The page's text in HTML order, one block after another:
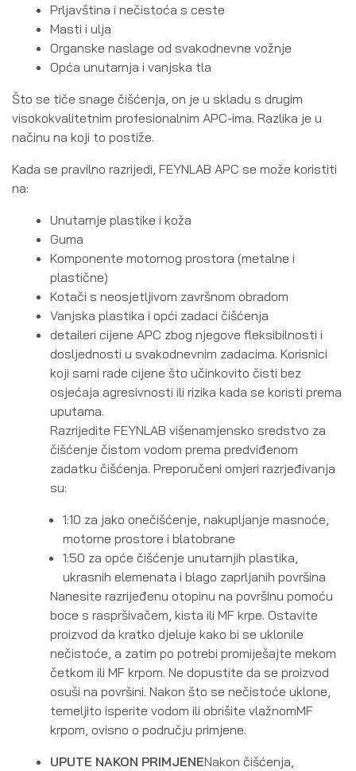
Prljavština i nečistoća s ceste
Masti i ulja
Organske naslage od svakodnevne vožnje
Opća unutarnja i vanjska tla
Što se tiče snage čišćenja, on je u skladu s drugim
visokokvalitetnim profesionalnim APC-ima. Razlika je u
načinu na koji to postiže.
Kada se pravilno razrijedi, FEYNLAB APC se može koristiti
na:
Unutarnje plastike i koža
Guma
Komponente motornog prostora (metalne i
plastične)
Kotači s neosjetljivom završnom obradom
Vanjska plastika i opći zadaci čišćenja
detaileri cijene APC zbog njegove fleksibilnosti i
dosljednosti u svakodnevnim zadacima. Korisnici
koji sami rade cijene što učinkovito čisti bez
osjećaja agresivnosti ili rizika kada se koristi prema
uputama.
Razrijedite FEYNLAB višenamjensko sredstvo za
čišćenje čistom vodom prema predviđenom
zadatku čišćenja. Preporučeni omjeri razrjeđivanja
su:
1:10 za jako onečišćenje, nakupljanje masnoće,
motorne prostore i blatobrane
1:50 za opće čišćenje unutarnjih plastika,
ukrasnih elemenata i blago zaprljanih površina
Nanesite razrijeđenu otopinu na površinu pomoću
boce s raspršivačem, kista ili MF krpe. Ostavite
proizvod da kratko djeluje kako bi se uklonile
nečistoće, a zatim po potrebi promiješajte mekom
četkom ili MF krpom. Ne dopustite da se proizvod
osuši na površini. Nakon što se nečistoće uklone,
temeljito isperite vodom ili obrišite vlažnomMF
krpom, ovisno o području primjene.
UPUTE NAKON PRIMJENENakon čišćenja,